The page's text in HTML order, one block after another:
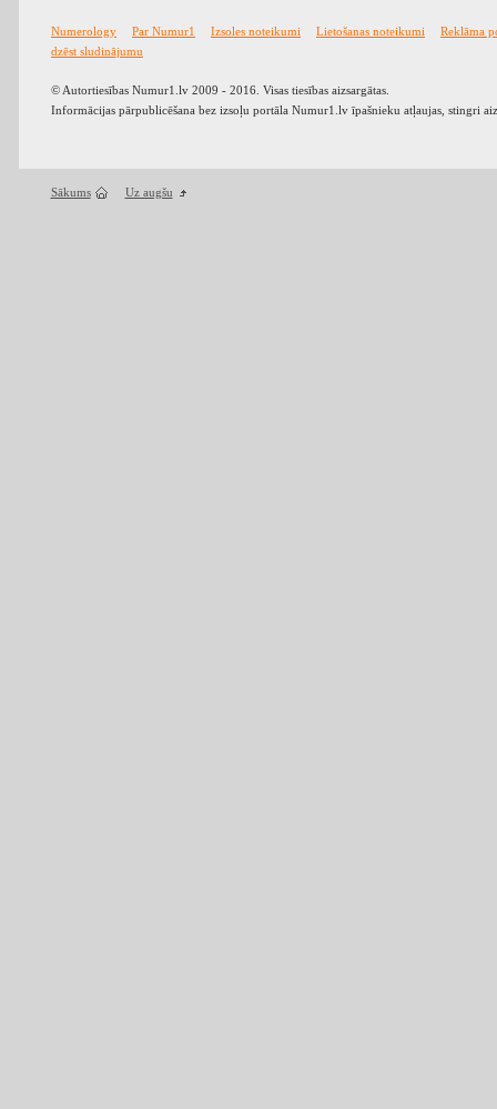
Numerology Par Numur1 Izsoles noteikumi Lietošanas noteikumi
Reklāma
dzēst sludinājumu
© Autortiesības Numur1.lv 2009 - 2016. Visas tiesības aizsargātas.
Informācijas pārpublicēšana bez izsoļu portāla Numur1.lv īpašnieku atļaujas, stingri
Sākums Uz augšu